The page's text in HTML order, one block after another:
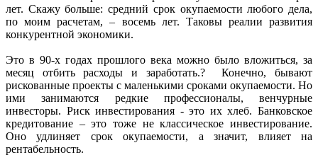
лет. Скажу больше: средний срок окупаемости любого дела,
по моим расчетам, – восемь лет. Таковы реалии развития
конкурентной экономики.
Это в 90-х годах прошлого века можно было вложиться, за
месяц отбить расходы и заработать.? Конечно, бывают
рискованные проекты с маленькими сроками окупаемости. Но
ими занимаются редкие профессионалы, венчурные
инвесторы. Риск инвестирования - это их хлеб. Банковское
кредитование – это тоже не классическое инвестирование.
Оно удлиняет срок окупаемости, а значит, влияет на
рентабельность.